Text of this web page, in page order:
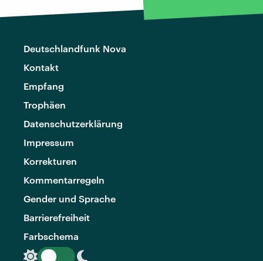
Deutschlandfunk Nova
Kontakt
Empfang
Trophäen
Datenschutzerklärung
Impressum
Korrekturen
Kommentarregeln
Gender und Sprache
Barrierefreiheit
Farbschema